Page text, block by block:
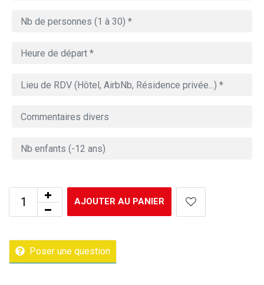
AJOUTER AU PANIER
Poser une question